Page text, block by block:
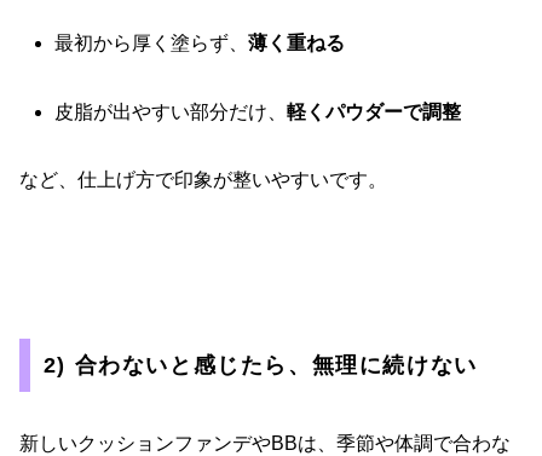
最初から厚く塗らず、薄く重ねる
皮脂が出やすい部分だけ、軽くパウダーで調整
など、仕上げ方で印象が整いやすいです。
2) 合わないと感じたら、無理に続けない
新しいクッションファンデやBBは、季節や体調で合わな